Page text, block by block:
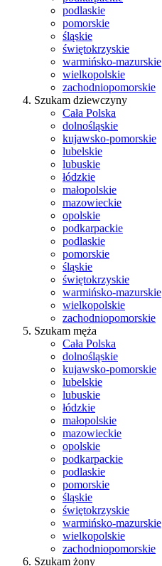
podlaskie
pomorskie
śląskie
świętokrzyskie
warmińsko-mazurskie
wielkopolskie
zachodniopomorskie
Szukam dziewczyny
Cała Polska
dolnośląskie
kujawsko-pomorskie
lubelskie
lubuskie
łódzkie
małopolskie
mazowieckie
opolskie
podkarpackie
podlaskie
pomorskie
śląskie
świętokrzyskie
warmińsko-mazurskie
wielkopolskie
zachodniopomorskie
Szukam męża
Cała Polska
dolnośląskie
kujawsko-pomorskie
lubelskie
lubuskie
łódzkie
małopolskie
mazowieckie
opolskie
podkarpackie
podlaskie
pomorskie
śląskie
świętokrzyskie
warmińsko-mazurskie
wielkopolskie
zachodniopomorskie
Szukam żony